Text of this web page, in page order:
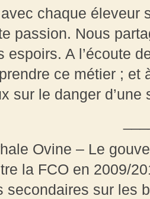
chaque éleveur
passion. Nous
espoirs. A l’écoute
ce métier ; et
sur le danger
Ovine – Le
la FCO en 2009/
secondaires sur les